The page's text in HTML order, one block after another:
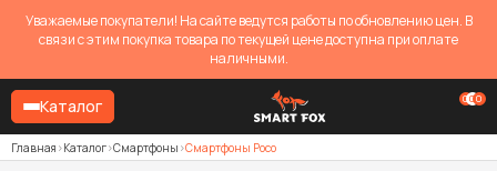
Уважаемые покупатели! На сайте ведутся работы по обновлению цен. В
связи с этим покупка товара по текущей цене доступна при оплате
наличными.
Каталог 000
Главная Каталог Смартфоны Смартфоны Poco